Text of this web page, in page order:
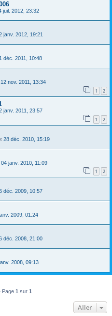
juil. 2012, 23:32
janv. 2012, 19:21
déc. 2011, 10:48
12 nov. 2011, 13:34
1 2
janv. 2011, 23:57
1 2
28 déc. 2010, 15:19
04 janv. 2010, 11:09
1 2
déc. 2009, 10:57
2009, 01:24
déc. 2008, 21:00
2008, 09:13
Page 1 sur 1
Aller